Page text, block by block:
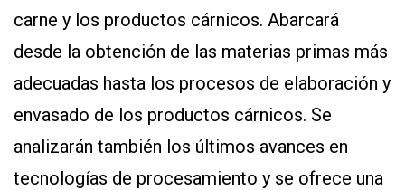
CONTÁCTENOS
TÉRMINOS
carne y los productos cárnicos. Abarcará
desde la obtención de las materias primas más
adecuadas hasta los procesos de elaboración y
envasado de los productos cárnicos. Se
analizarán también los últimos avances en
tecnologías de procesamiento y se ofrece una